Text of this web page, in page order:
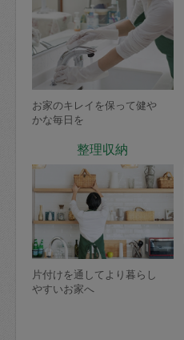
お家のキレイを保って健や
かな毎日を
整理収納
片付けを通してより暮らし
やすいお家へ